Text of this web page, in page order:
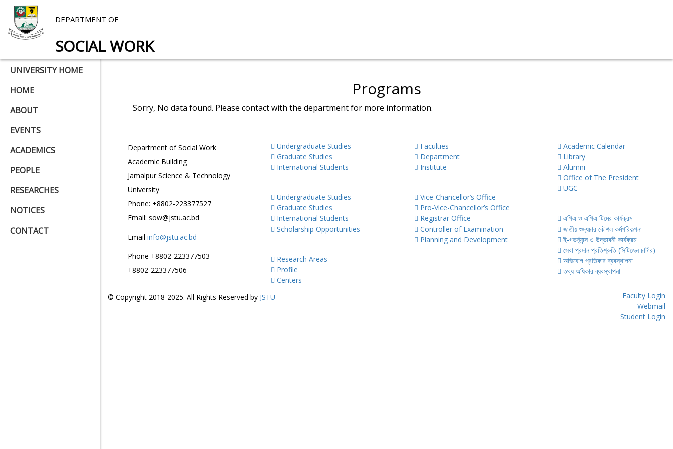
UNIVERSITY HOME
HOME
ABOUT
EVENTS
ACADEMICS
PEOPLE
RESEARCHES
NOTICES
CONTACT
DEPARTMENT OF
SOCIAL WORK
Programs
Sorry, No data found. Please contact with the department for more information.
Department of Social Work
Academic Building
Jamalpur Science & Technology
University
Phone: +8802-223377527
Email: sow@jstu.ac.bd
Email info@jstu.ac.bd
Phone +8802-223377503
+8802-223377506
Undergraduate Studies
Graduate Studies
International Students
Undergraduate Studies
Graduate Studies
International Students
Scholarship Opportunities
Research Areas
Profile
Centers
Faculties
Department
Institute
Vice-Chancellor’s Office
Pro-Vice-Chancellor’s Office
Registrar Office
Controller of Examination
Planning and Development
Academic Calendar
Library
Alumni
Office of The President
UGC
এপিএ ও এপিএ টিমের কার্যক্রম
জাতীয় শুদ্ধচার কৌশল কর্মপরিকল্পনা
ই-গভর্ন্যান্স ও উদ্ভাবনী কার্যক্রম
সেবা প্রদান প্রতিশ্রুতি (সিটিজেন চার্টার)
অভিযোগ প্রতিকার ব্যবস্থাপনা
তথ্য অধিকার ব্যবস্থাপনা
© Copyright 2018-2025. All Rights Reserved by JSTU
Faculty Login
Webmail
Student Login